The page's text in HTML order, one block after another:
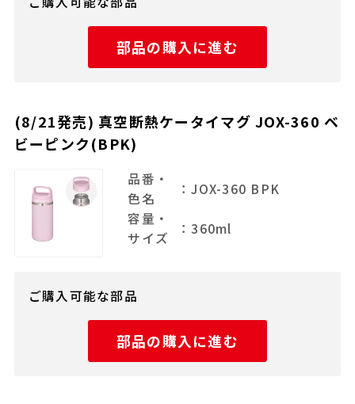
部品の購入に進む
(8/21発売) 真空断熱ケータイマグ JOX-360 ベ
ビーピンク(BPK)
品番・
色名
：JOX-360 BPK
容量・
サイズ
：360ml
ご購入可能な部品
部品の購入に進む